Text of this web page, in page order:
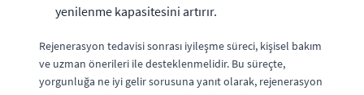
yenilenme kapasitesini artırır.
Rejenerasyon tedavisi sonrası iyileşme süreci, kişisel bakım
ve uzman önerileri ile desteklenmelidir. Bu süreçte,
yorgunluğa ne iyi gelir sorusuna yanıt olarak, rejenerasyon